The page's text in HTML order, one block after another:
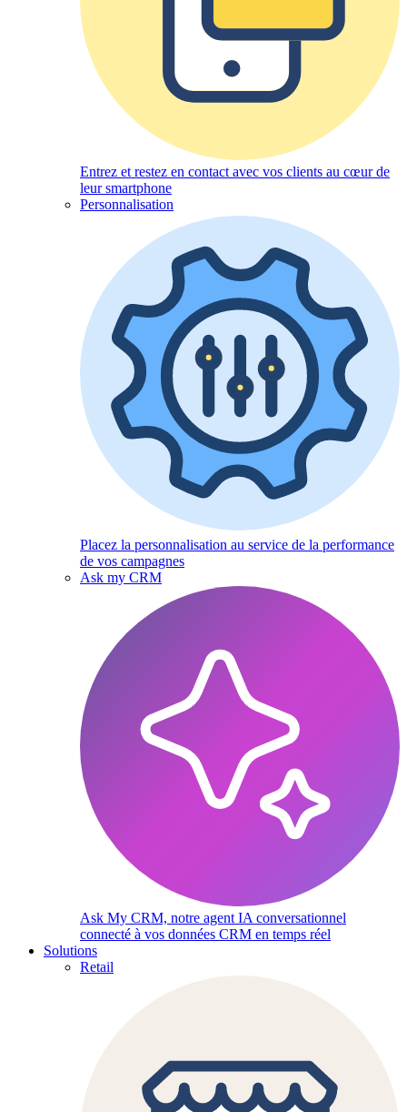
Entrez et restez en contact avec vos clients au cœur de
leur smartphone
Personnalisation
Placez la personnalisation au service de la performance
de vos campagnes
Ask my CRM
Ask My CRM, notre agent IA conversationnel
connecté à vos données CRM en temps réel
Solutions
Retail